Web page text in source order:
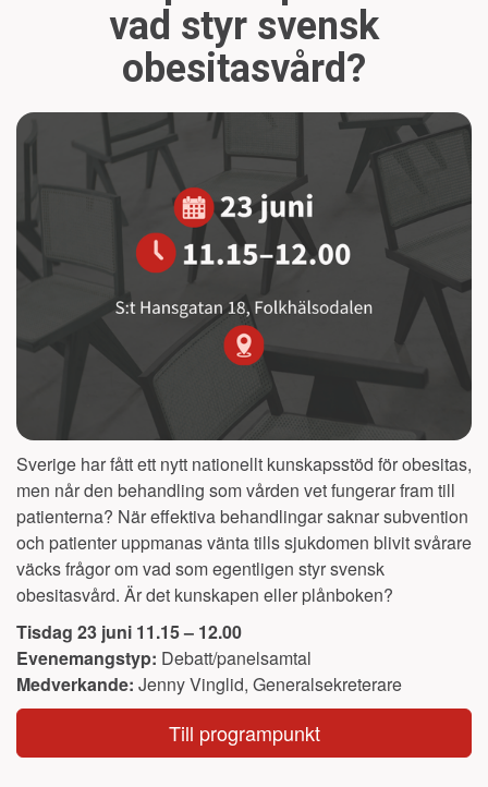
vad styr svensk
obesitasvård?
Sverige har fått ett nytt nationellt kunskapsstöd för obesitas,
men når den behandling som vården vet fungerar fram till
patienterna? När effektiva behandlingar saknar subvention
och patienter uppmanas vänta tills sjukdomen blivit svårare
väcks frågor om vad som egentligen styr svensk
obesitasvård. Är det kunskapen eller plånboken?
Tisdag 23 juni 11.15 – 12.00
Evenemangstyp: Debatt/panelsamtal
Medverkande: Jenny Vinglid, Generalsekreterare
Till programpunkt